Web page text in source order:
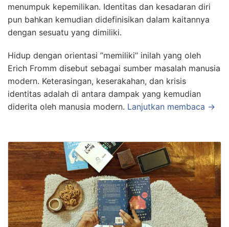
menumpuk kepemilikan. Identitas dan kesadaran diri
pun bahkan kemudian didefinisikan dalam kaitannya
dengan sesuatu yang dimiliki.
Hidup dengan orientasi ’’memiliki’’ inilah yang oleh
Erich Fromm disebut sebagai sumber masalah manusia
modern. Keterasingan, keserakahan, dan krisis
identitas adalah di antara dampak yang kemudian
diderita oleh manusia modern. Lanjutkan membaca →